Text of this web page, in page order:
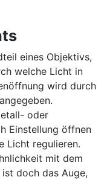
eines Objektivs,
welche Licht in
wird durch
oder
Einstellung öffnen
Licht regulieren.
mit dem
doch das Auge,